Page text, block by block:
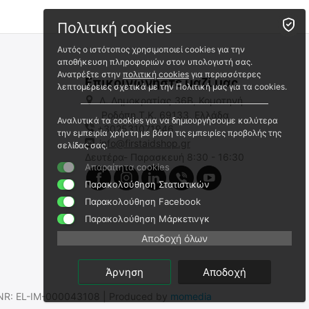
ΤΖΑΜΙ ΦΑΚΟΥ NITECORE για
SRT6 με διάμετρο 31mm
Άμεσα διαθέσιμο
Αποστολή σε 1 εως 3
εργάσιμες
(χωρίς ΦΠΑ)
ΤΖΑΜΙ ΦΑΚΟΥ NITECORE για
MH40GTR με διάμετρο 64mm
9110101009
Άμεσα διαθέσιμο
Αποστολή σε 1 εως 3
εργάσιμες
€11.00
€8.87(χωρίς ΦΠΑ)
Επικοινωνήστε μαζί μας
Λ. Δημοκρατίας 36Β, Κομοτηνή
Ροδόπη,Τ.Κ. 69133, Ελλάδα
+302531071946
info@firstaidshop.gr
Δευτέρα- Παρασκευή 8:30 - 16:30
EL-IM-000043108 | Produced by momedia
Πολιτική cookies
Αυτός ο ιστότοπος χρησιμοποιεί cookies για την
αποθήκευση πληροφοριών στον υπολογιστή σας.
Ανατρέξτε στην πολιτική cookies για περισσότερες
λεπτομέρειες σχετικά με την Πολιτική μας για τα cookies.
Αναλυτικά τα cookies για να δημιουργήσουμε καλύτερα
την εμπειρία χρήστη με βάση τις εμπειρίες προβολής της
σελίδας σας.
Απαραίτητα cookies
Παρακολούθηση Στατιστικών
Παρακολούθηση Facebook
Παρακολούθηση Μάρκετινγκ
Αποδοχή όλων
Άρνηση Αποδοχή